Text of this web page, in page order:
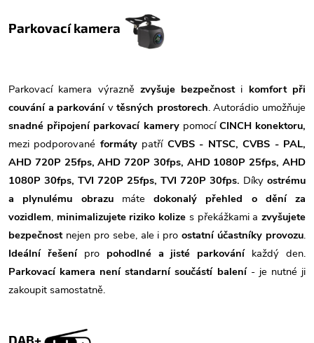
Parkovací kamera
Parkovací kamera výrazně zvyšuje bezpečnosti komfort při
couvání a parkovánívtěsných prostorech. Autorádio umožňuje
snadné připojení parkovací kamerypomocí CINCH konektoru,
mezi podporované formáty patříCVBS - NTSC, CVBS - PAL,
AHD 720P 25fps, AHD 720P 30fps, AHD 1080P 25fps, AHD
1080P 30fps, TVI 720P 25fps, TVI 720P 30fps. Díky ostrému
a plynulému obrazumáte dokonalý přehled o dění za
vozidlem, minimalizujete riziko kolize s překážkami azvyšujete
bezpečnostnejen pro sebe, ale i proostatní účastníky provozu.
Ideální řešenípro pohodlné a jisté parkováníkaždý den.
Parkovací kamera není standarní součástí balení- je nutné ji
zakoupit samostatně.
DAB+